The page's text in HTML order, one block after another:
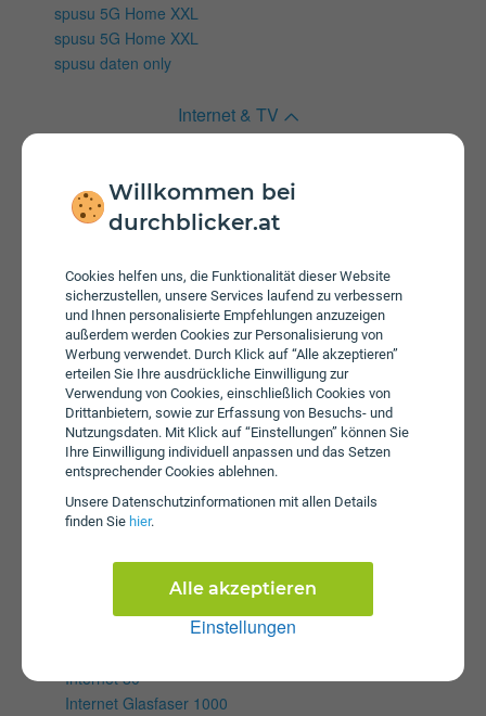
Willkommen bei
durchblicker.at
Cookies helfen uns, die Funktionalität dieser Website
sicherzustellen, unsere Services laufend zu verbessern
und Ihnen personalisierte Empfehlungen anzuzeigen
außerdem werden Cookies zur Personalisierung von
Werbung verwendet. Durch Klick auf “Alle akzeptieren”
erteilen Sie Ihre ausdrückliche Einwilligung zur
Verwendung von Cookies, einschließlich Cookies von
Drittanbietern, sowie zur Erfassung von Besuchs- und
Nutzungsdaten. Mit Klick auf “Einstellungen” können Sie
Ihre Einwilligung individuell anpassen und das Setzen
entsprechender Cookies ablehnen.
Unsere Daten­schutz­informationen mit allen Details
finden Sie hier.
Einstellungen
Alle akzeptieren
spusu 5G Home XXL
spusu 5G Home XXL
spusu daten only
Internet & TV
Glasfaser Ardagger 1000
Glasfaser Ardagger 300
Glasfaser BBOÖ 1000
Glasfaser BBOÖ 300
Glasfaser BBOÖ 500
Glasfaser Dietach 1000
Glasfaser Dietach 250
Glasfaser Dietach 500
Glasfaser Dietach 750
Glasfaser fibereins1000
Glasfaser FiberEins250
Glasfaser Infotech 1000
Glasfaser Infotech 300
Internet 80
Internet Glasfaser 1000